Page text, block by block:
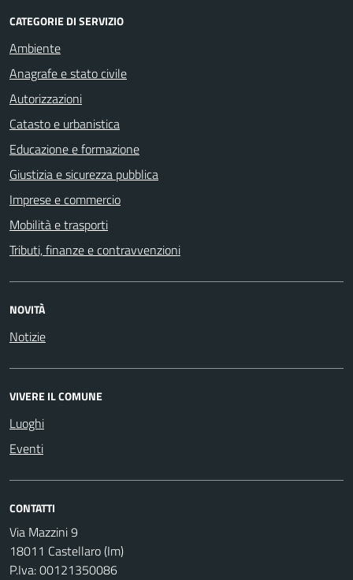
CATEGORIE DI SERVIZIO
Ambiente
Anagrafe e stato civile
Autorizzazioni
Catasto e urbanistica
Educazione e formazione
Giustizia e sicurezza pubblica
Imprese e commercio
Mobilità e trasporti
Tributi, finanze e contravvenzioni
NOVITÀ
Notizie
VIVERE IL COMUNE
Luoghi
Eventi
CONTATTI
Via Mazzini 9
18011 Castellaro (Im)
P.Iva: 00121350086